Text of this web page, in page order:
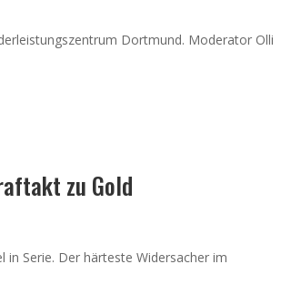
Dortmund. Moderator Olli
zu Gold
Serie. Der härteste Widersacher im